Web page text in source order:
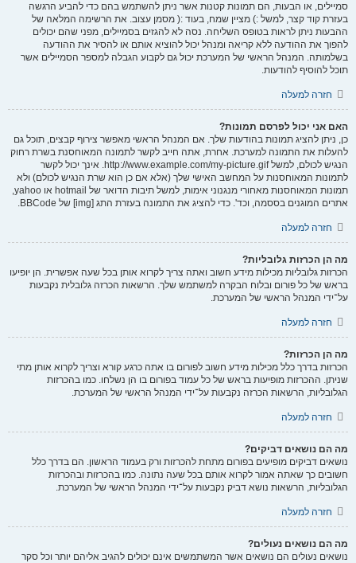
סמיילים, או הבעות, הם תמונות קטנות אשר ניתן להשתמש בהם כדי להביע הרגשה
בעזרת קוד קצר, למשל :) מציין שמח, בעוד :( מסמן עצוב. את הרשימה המלאה של
ההבעות ניתן לראות בטופס השליחה. נסה לא להגזים בסמיילים, מפני שהם יכולים
להפוך את ההודעה ללא קריאה ומנהל יכול להוציא אותם או להסיר את ההודעה
בשלמותה. המנהל הראשי של המערכת יכול גם לקבוע הגבלה למספר הסמיילים אשר
תוכל להוסיף להודעות.
חזרה למעלה
האם אני יכול לפרסם תמונות?
כן, ניתן להציג תמונות בהודעות שלך. אם המנהל הראשי מאפשר צירוף קבצים, תוכל גם
להעלות את התמונה למערכת. אחרת, אתה חייב לקשר לתמונה המאוחסנת בשרת רחוק
הנגיש לכולם, למשל http://www.example.com/my-picture.gif. אינך יכול לקשר
לתמונות המאוחסנות על המחשב האישי שלך (אלא אם כן הוא שרת הנגיש לכולם) ולא
תמונות המאוחסנות מאחורי מנגנוני אימות, למשל תיבות הדואר של hotmail או yahoo,
אתרים המוגנים בססמה, וכד'. כדי להציג את התמונה בעזרת התג [img] של BBCode.
חזרה למעלה
מה הן הכרזות גלובליות?
הכרזות גלובליות מכילות מידע חשוב ואתה צריך לקרוא אותן בכל שעה אפשרית. הן יופיעו
בראש של כל פורום ובלוח הבקרה למשתמש שלך. הרשאות הכרזה גלובלית נקבעות
על־ידי המנהל הראשי של המערכת.
חזרה למעלה
מה הן הכרזות?
הכרזות בדרך כלל מכילות מידע חשוב לפורום בו אתה כרגע קורא וצריך לקרוא אותן מתי
שניתן. ההכרזות מופיעות בראש של כל עמוד בפורום בו הן נשלחו. כמו בהכרזות
הגלובליות, הרשאות הכרזה נקבעות על־ידי המנהל הראשי של המערכת.
חזרה למעלה
מה הם נושאים דביקים?
נושאים דביקים מופיעים בפורום מתחת להכרזות ורק בעמוד הראשון. הם בדרך כלל
חשובים כך שאתה אמור לקרוא אותם בכל שעה נתונה. כמו בהכרזות ובהכרזות
הגלובליות, הרשאות נושא דביק נקבעות על־ידי המנהל הראשי של המערכת.
חזרה למעלה
מה הם נושאים נעולים?
נושאים נעולים הם נושאים אשר המשתמשים אינם יכולים להגיב אליהם יותר וכל סקר